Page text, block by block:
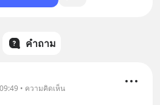
คำถาม
• ความคิดเห็น